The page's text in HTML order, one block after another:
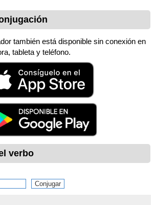
también está disponible sin conexión en
tableta y teléfono.
verbo